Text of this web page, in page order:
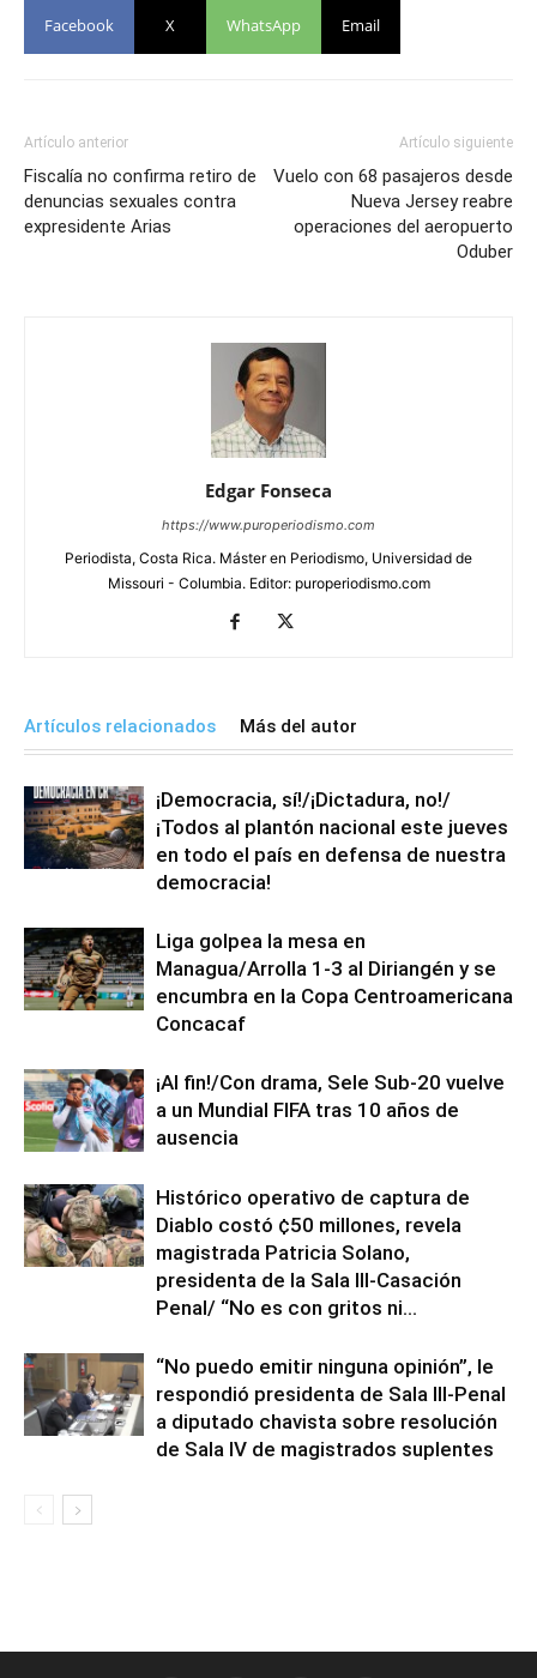
Facebook X WhatsApp Email
Artículo anterior
Fiscalía no confirma retiro de
denuncias sexuales contra
expresidente Arias
Artículo siguiente
Vuelo con 68 pasajeros desde
Nueva Jersey reabre
operaciones del aeropuerto
Oduber
Edgar Fonseca
https://www.puroperiodismo.com
Periodista, Costa Rica. Máster en Periodismo, Universidad de
Missouri - Columbia. Editor: puroperiodismo.com
Artículos relacionados Más del autor
¡Democracia, sí!/¡Dictadura, no!/
¡Todos al plantón nacional este jueves
en todo el país en defensa de nuestra
democracia!
Liga golpea la mesa en
Managua/Arrolla 1-3 al Diriangén y se
encumbra en la Copa Centroamericana
Concacaf
¡Al fin!/Con drama, Sele Sub-20 vuelve
a un Mundial FIFA tras 10 años de
ausencia
Histórico operativo de captura de
Diablo costó ¢50 millones, revela
magistrada Patricia Solano,
presidenta de la Sala III-Casación
Penal/ “No es con gritos ni...
“No puedo emitir ninguna opinión”, le
respondió presidenta de Sala III-Penal
a diputado chavista sobre resolución
de Sala IV de magistrados suplentes